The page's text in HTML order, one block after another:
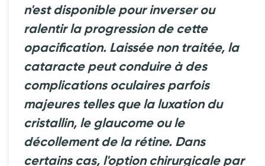
n'est disponible pour inverser ou
ralentir la progression de cette
opacification. Laissée non traitée, la
cataracte peut conduire à des
complications oculaires parfois
majeures telles que la luxation du
cristallin, le glaucome ou le
décollement de la rétine. Dans
certains cas, l'option chirurgicale par